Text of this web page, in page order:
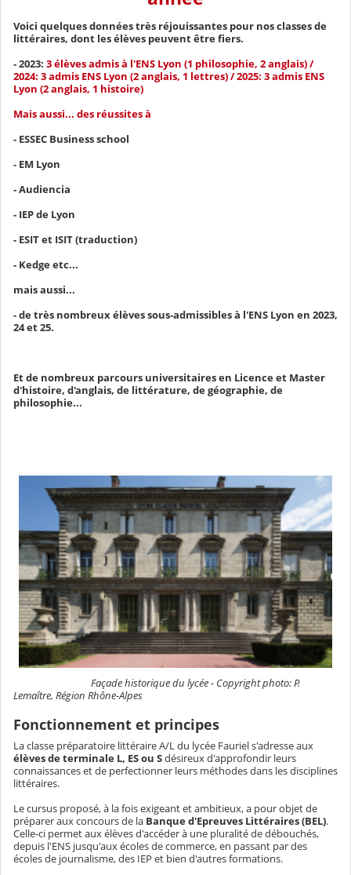
Voici quelques données très réjouissantes pour nos classes de
littéraires, dont les élèves peuvent être fiers.
- 2023: 3 élèves admis à l'ENS Lyon (1 philosophie, 2 anglais) /
2024: 3 admis ENS Lyon (2 anglais, 1 lettres) / 2025: 3 admis ENS
Lyon (2 anglais, 1 histoire)
Mais aussi... des réussites à
- ESSEC Business school
- EM Lyon
- Audiencia
- IEP de Lyon
- ESIT et ISIT (traduction)
- Kedge etc...
mais aussi...
- de très nombreux élèves sous-admissibles à l'ENS Lyon en 2023,
24 et 25.
Et de nombreux parcours universitaires en Licence et Master
d'histoire, d'anglais, de littérature, de géographie, de
philosophie...
Façade historique du lycée - Copyright photo: P.
Lemaître, Région Rhône-Alpes
Fonctionnement et principes
La classe préparatoire littéraire A/L du lycée Fauriel s'adresse aux
élèves de terminale L, ES ou Sdésireux d'approfondir leurs
connaissances et de perfec­tionner leurs méthodes dans les disciplines
littéraires.
Le cursus proposé, à la fois exigeant et ambitieux, a pour objet de
préparer aux concours de la Banque d'Epreuves Littéraires (BEL).
Celle-ci permet aux élèves d'accéder à une pluralité de débouchés,
depuis l'ENS jusqu'aux écoles de commerce, en passant par des
écoles de journalisme, des IEP et bien d'autres formations.